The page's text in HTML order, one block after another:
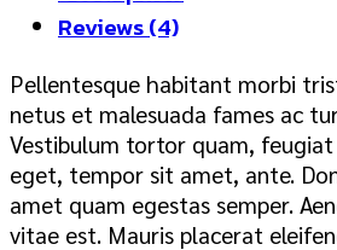
Reviews (4)
Pellentesque habitant morbi
netus et malesuada fames ac
Vestibulum tortor quam,
eget, tempor sit amet, ante.
amet quam egestas semper.
vitae est. Mauris placerat